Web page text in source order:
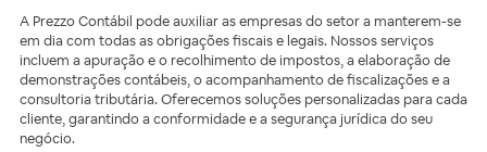
A Prezzo Contábil pode auxiliar as empresas do setor a manterem-se
em dia com todas as obrigações fiscais e legais. Nossos serviços
incluem a apuração e o recolhimento de impostos, a elaboração de
demonstrações contábeis, o acompanhamento de fiscalizações e a
consultoria tributária. Oferecemos soluções personalizadas para cada
cliente, garantindo a conformidade e a segurança jurídica do seu
negócio.